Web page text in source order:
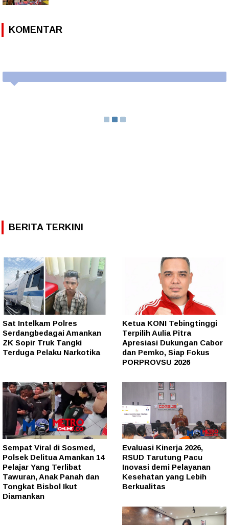
KOMENTAR
BERITA TERKINI
Sat Intelkam Polres
Serdangbedagai Amankan
ZK Sopir Truk Tangki
Terduga Pelaku Narkotika
Ketua KONI Tebingtinggi
Terpilih Aulia Pitra
Apresiasi Dukungan Cabor
dan Pemko, Siap Fokus
PORPROVSU 2026
Sempat Viral di Sosmed,
Polsek Delitua Amankan 14
Pelajar Yang Terlibat
Tawuran, Anak Panah dan
Tongkat Bisbol Ikut
Diamankan
Evaluasi Kinerja 2026,
RSUD Tarutung Pacu
Inovasi demi Pelayanan
Kesehatan yang Lebih
Berkualitas